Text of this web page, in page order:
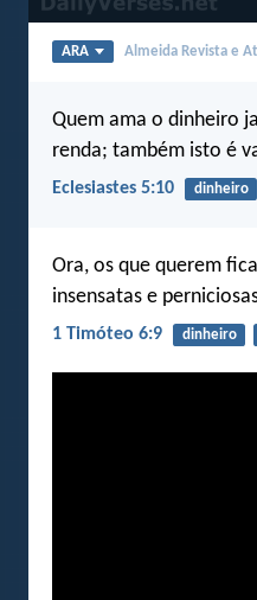
ARA Almeida Revista e
Quem ama o dinheiro
renda; também isto é
Eclesiastes 5:10 dinheiro
Ora, os que querem
insensatas e
1 Timóteo 6:9 dinheiro